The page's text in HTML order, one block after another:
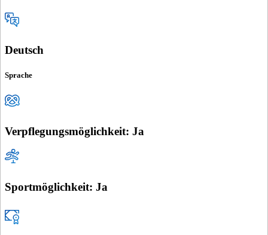
Deutsch
Sprache
Verpflegungsmöglichkeit: Ja
Sportmöglichkeit: Ja